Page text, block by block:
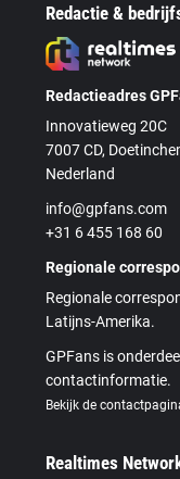
Redactie &
Redactieadres
Innovatieweg 20C
7007 CD,
Nederland
info@gpfans.com
+31 6 455 168 60
Regionale
Regionale
Latijns-Amerika.
GPFans is
contactinformatie.
Bekijk de
Realtimes